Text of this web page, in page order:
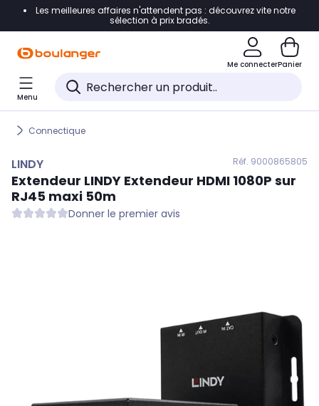
Accéder directement à la navigation
Accéder directement au pied de page
Accéder directement au chatbot
Les meilleures affaires n'attendent pas : découvrez vite notre
sélection à prix bradés.
Me connecterPanier
Menu
Connectique
LINDY Réf. 9000865805
Extendeur LINDY Extendeur HDMI 1080P sur
RJ45 maxi 50m
Donner le premier avis